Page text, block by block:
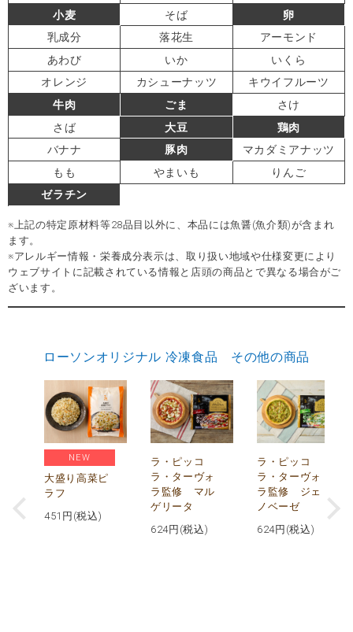
小麦
そば
卵
乳成分
落花生
アーモンド
あわび
いか
いくら
オレンジ
カシューナッツ
キウイフルーツ
牛肉
ごま
さけ
さば
大豆
鶏肉
バナナ
豚肉
マカダミアナッツ
もも
やまいも
りんご
ゼラチン
※上記の特定原材料等28品目以外に、本品には魚醤(魚介類)が含まれ
ます。
※アレルギー情報・栄養成分表示は、取り扱い地域や仕様変更により
ウェブサイトに記載されている情報と店頭の商品とで異なる場合がご
ざいます。
ローソンオリジナル 冷凍食品 その他の商品
NEW
大盛り高菜ピ
ラフ
451 円(税込)
ラ・ピッコ
ラ・ターヴォ
ラ監修 マル
ゲリータ
624円(税込)
ラ・ピッコ
ラ・ターヴォ
ラ監修 ジェ
ノベーゼ
624円(税込)